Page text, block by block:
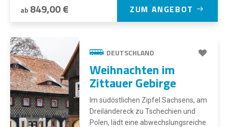
ab 849,00 € ZUM ANGEBOT
DEUTSCHLAND
Weihnachten im
Zittauer Gebirge
Im südöstlichen Zipfel Sachsens, am
Dreiländereck zu Tschechien und
Polen, lädt eine abwechslungsreiche